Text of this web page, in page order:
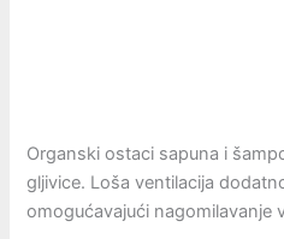
Organski ostaci sapuna i
gljivice. Loša ventilacija
omogućavajući nagomilavanje